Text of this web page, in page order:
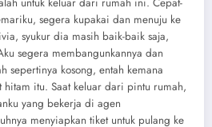
segera kupakai dan menuju ke
syukur dia masih baik-baik saja,
segera membangunkannya dan
sepertinya kosong, entah kemana
itu. Saat keluar dari pintu rumah,
yang bekerja di agen
menyiapkan tiket untuk pulang ke